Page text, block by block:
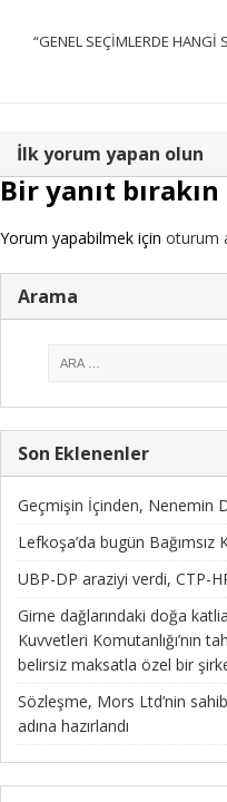
“GENEL SEÇİMLERDE HANGİ
İlk yorum yapan olun
Bir yanıt bırakın
Yorum yapabilmek için oturum
Arama
Son Eklenenler
Geçmişin İçinden, Nenemin
Lefkoşa’da bugün Bağımsız
UBP-DP araziyi verdi, CTP-
Girne dağlarındaki doğa
Kuvvetleri Komutanlığı’nın
belirsiz maksatla özel bir
Sözleşme, Mors Ltd’nin
adına hazırlandı